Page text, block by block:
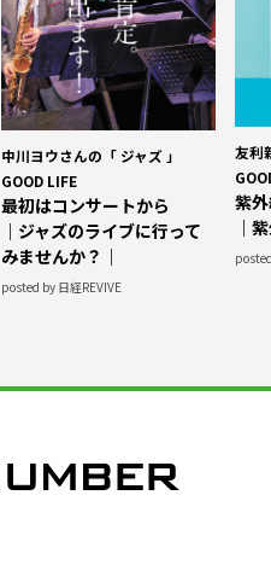
中川ヨウさんの「 ジャズ 」
GOOD LIFE
最初はコンサートから
｜ジャズのライブに行って
みませんか？｜
posted by 日経REVIVE
友利
紫
｜